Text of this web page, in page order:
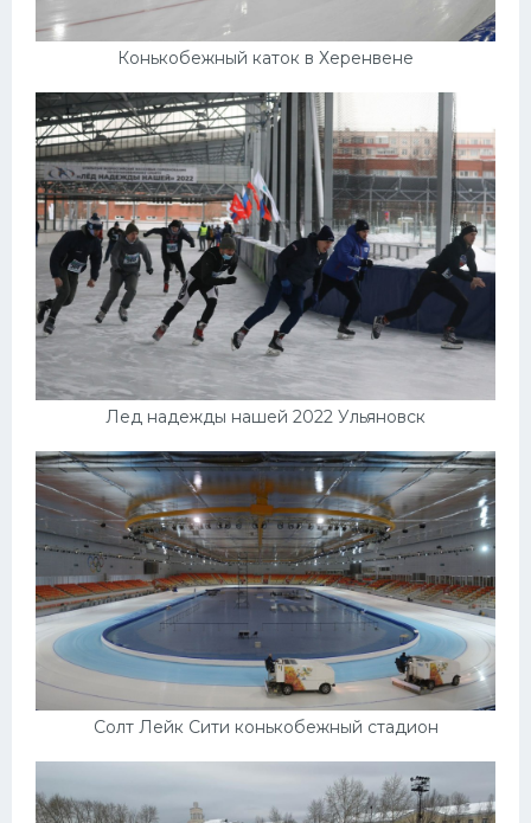
Конькобежный каток в Херенвене
Лед надежды нашей 2022 Ульяновск
Солт Лейк Сити конькобежный стадион